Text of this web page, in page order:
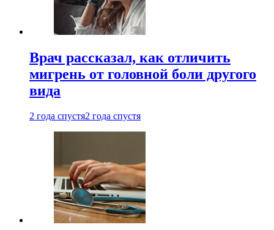
Врач рассказал, как отличить
мигрень от головной боли другого
вида
2 года спустя2 года спустя